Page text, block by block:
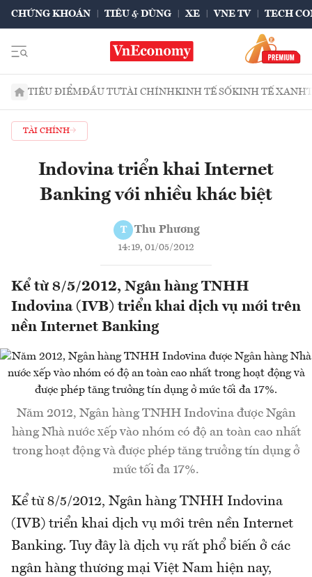
CHỨNG KHOÁN TIÊU & DÙNG XE VNE TV TECH
TIÊU ĐIỂMĐẦU TƯTÀI CHÍNHKINH TẾ SỐKINH TẾ XANH
TÀI CHÍNH
Indovina triển khai Internet
Banking với nhiều khác biệt
T Thu Phương
14:19, 01/05/2012
Kể từ 8/5/2012, Ngân hàng TNHH
Indovina (IVB) triển khai dịch vụ mới trên
nền Internet Banking
Năm 2012, Ngân hàng TNHH Indovina được Ngân
hàng Nhà nước xếp vào nhóm có độ an toàn cao nhất
trong hoạt động và được phép tăng trưởng tín dụng ở
mức tối đa 17%.
Kể từ 8/5/2012, Ngân hàng TNHH Indovina
(IVB) triển khai dịch vụ mới trên nền Internet
Banking. Tuy đây là dịch vụ rất phổ biến ở các
ngân hàng thương mại Việt Nam hiện nay,